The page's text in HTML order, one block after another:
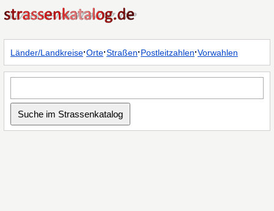
Länder/Landkreise·Orte·Straßen·Postleitzahlen·Vorwahlen